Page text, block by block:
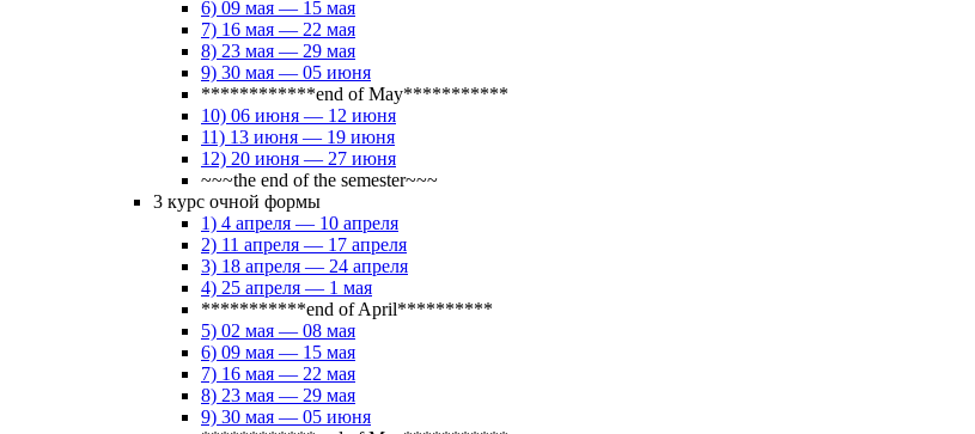
6) 09 мая — 15 мая
7) 16 мая — 22 мая
8) 23 мая — 29 мая
9) 30 мая — 05 июня
************end of May***********
10) 06 июня — 12 июня
11) 13 июня — 19 июня
12) 20 июня — 27 июня
~~~the end of the semester~~~
3 курс очной формы
1) 4 апреля — 10 апреля
2) 11 апреля — 17 апреля
3) 18 апреля — 24 апреля
4) 25 апреля — 1 мая
***********end of April**********
5) 02 мая — 08 мая
6) 09 мая — 15 мая
7) 16 мая — 22 мая
8) 23 мая — 29 мая
9) 30 мая — 05 июня